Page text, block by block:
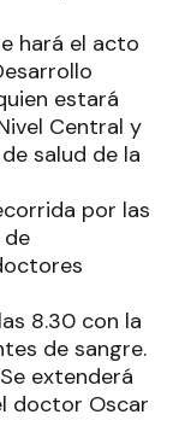
hará el acto
estará
Central y
salud de la
por las
8.30 con la
de sangre.
extenderá
doctor Oscar